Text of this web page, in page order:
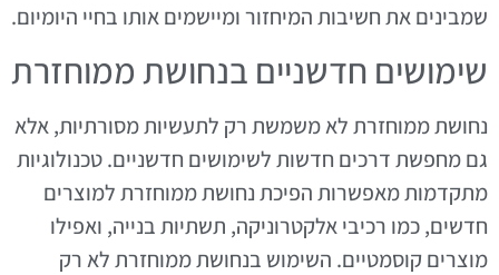
שמבינים את חשיבות המיחזור ומיישמים אותו בחיי היומיום.
שימושים חדשניים בנחושת ממוחזרת
נחושת ממוחזרת לא משמשת רק לתעשיות מסורתיות, אלא
גם מחפשת דרכים חדשות לשימושים חדשניים. טכנולוגיות
מתקדמות מאפשרות הפיכת נחושת ממוחזרת למוצרים
חדשים, כמו רכיבי אלקטרוניקה, תשתיות בנייה, ואפילו
מוצרים קוסמטיים. השימוש בנחושת ממוחזרת לא רק